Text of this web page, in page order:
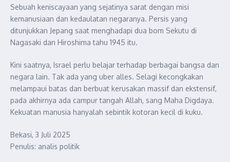
Sebuah keniscayaan yang sejatinya sarat dengan misi
kemanusiaan dan kedaulatan negaranya. Persis yang
ditunjukkan Jepang saat menghadapi dua bom Sekutu di
Nagasaki dan Hiroshima tahu 1945 itu.
Kini saatnya, Israel perlu belajar terhadap berbagai bangsa dan
negara lain. Tak ada yang uber alles. Selagi kecongkakan
melampaui batas dan berbuat kerusakan massif dan ekstensif,
pada akhirnya ada campur tangah Allah, sang Maha Digdaya.
Kekuatan manusia hanyalah sebintik kotoran kecil di kuku.
Bekasi, 3 Juli 2025
Penulis: analis politik